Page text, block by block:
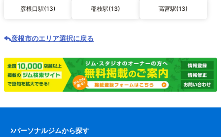
彦根口駅(13) 稲枝駅(13) 高宮駅(13)
彦根市のエリア選択に戻る
パーソナルジムから探す